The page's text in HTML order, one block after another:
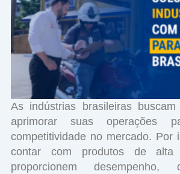
As indústrias brasileiras buscam
aprimorar suas operações
competitividade no mercado. Por
contar com produtos de alta
proporcionem desempenho,